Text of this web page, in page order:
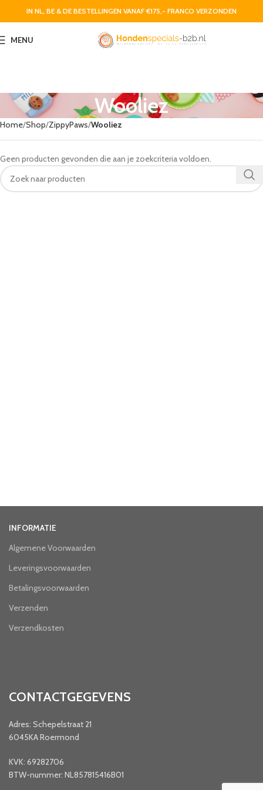
IN NL, BE & DE BESTELLINGEN VANAF €175,- FRANCO VERZONDEN
MENU
Wooliez
Home Shop ZippyPaws Wooliez
Geen producten gevonden die aan je zoekcriteria voldoen.
INFORMATIE
Algemene Voorwaarden
Leveringsvoorwaarden
Betalingsvoorwaarden
Verzenden
Verzendkosten
CONTACTGEGEVENS
Adres: Schepelstraat 21
6045KA Roermond
KVK: 69282706
BTW-nummer: NL857815416B01